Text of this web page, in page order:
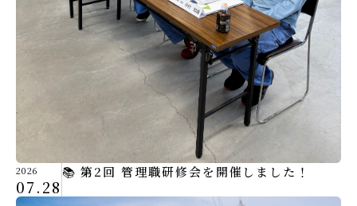
2026
07.28
📚 第2回 管理職研修会を開催しました！